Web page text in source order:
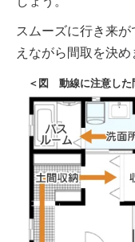
スムーズに行き来
えながら間取を決め
＜図 動線に注意した